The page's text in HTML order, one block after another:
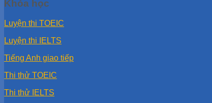
Khóa học
Luyện thi TOEIC
Luyện thi IELTS
Tiếng Anh giao tiếp
Thi thử TOEIC
Thi thử IELTS